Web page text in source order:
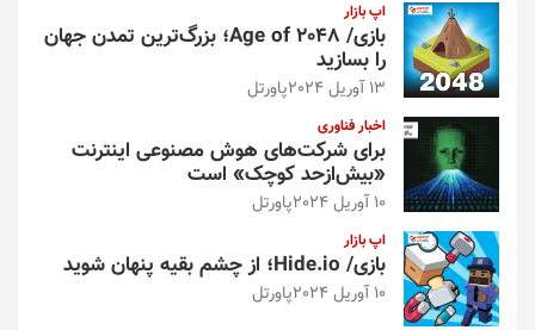
اپ بازار
بازی/ Age of 2048؛ بزرگ‌ترین تمدن جهان
را بسازید
13 آوریل 2024 پاورتل
اخبار فناوری
برای شرکت‌های هوش مصنوعی اینترنت
«بیش‌از‌حد کوچک» است
10 آوریل 2024 پاورتل
اپ بازار
بازی/ Hide.io؛ از چشم بقیه پنهان شوید
10 آوریل 2024 پاورتل